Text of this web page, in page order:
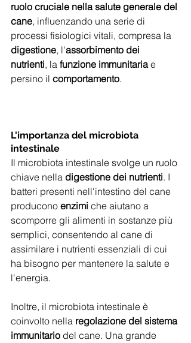
ruolo cruciale nella salute generale del
cane, influenzando una serie di
processi fisiologici vitali, compresa la
digestione, l'assorbimento dei
nutrienti, la funzione immunitaria e
persino il comportamento.
L'importanza del microbiota
intestinale
Il microbiota intestinale svolge un ruolo
chiave nella digestione dei nutrienti. I
batteri presenti nell'intestino del cane
producono enzimi che aiutano a
scomporre gli alimenti in sostanze più
semplici, consentendo al cane di
assimilare i nutrienti essenziali di cui
ha bisogno per mantenere la salute e
l'energia.
Inoltre, il microbiota intestinale è
coinvolto nella regolazione del sistema
immunitario del cane. Una grande